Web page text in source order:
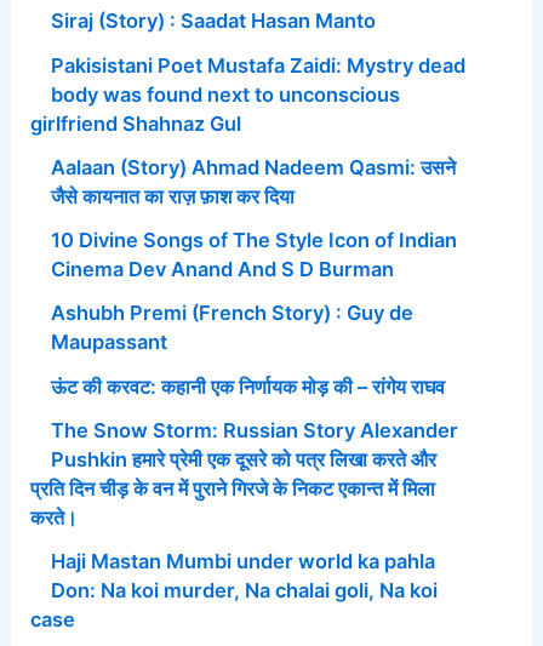
Siraj (Story) : Saadat Hasan Manto
Pakisistani Poet Mustafa Zaidi: Mystry dead
body was found next to unconscious
girlfriend Shahnaz Gul
Aalaan (Story) Ahmad Nadeem Qasmi: उसने
जैसे कायनात का राज़ फ़ाश कर दिया
10 Divine Songs of The Style Icon of Indian
Cinema Dev Anand And S D Burman
Ashubh Premi (French Story) : Guy de
Maupassant
ऊंट की करवट: कहानी एक निर्णायक मोड़ की – रांगेय राघव
The Snow Storm: Russian Story Alexander
Pushkin हमारे प्रेमी एक दूसरे को पत्र लिखा करते और
प्रति दिन चीड़ के वन में पुराने गिरजे के निकट एकान्त में मिला
करते।
Haji Mastan Mumbi under world ka pahla
Don: Na koi murder, Na chalai goli, Na koi
case